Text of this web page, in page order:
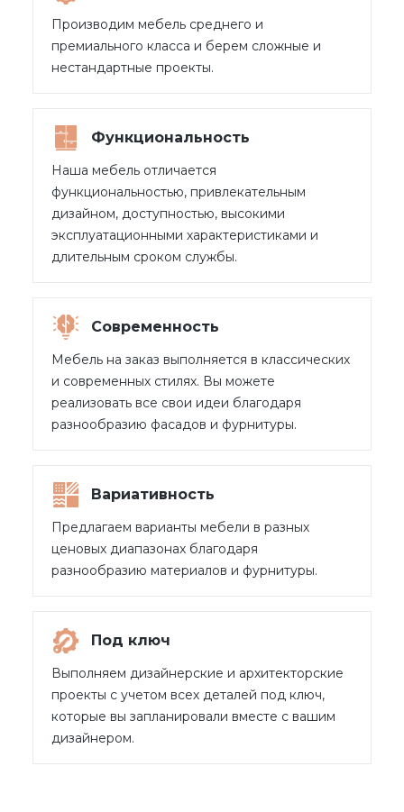
Производим мебель среднего и
премиального класса и берем сложные и
нестандартные проекты.
Функциональность
Наша мебель отличается
функциональностью, привлекательным
дизайном, доступностью, высокими
эксплуатационными характеристиками и
длительным сроком службы.
Современность
Мебель на заказ выполняется в классических
и современных стилях. Вы можете
реализовать все свои идеи благодаря
разнообразию фасадов и фурнитуры.
Вариативность
Предлагаем варианты мебели в разных
ценовых диапазонах благодаря
разнообразию материалов и фурнитуры.
Под ключ
Выполняем дизайнерские и архитекторские
проекты с учетом всех деталей под ключ,
которые вы запланировали вместе с вашим
дизайнером.